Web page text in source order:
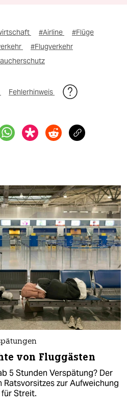
#Airline
#Flüge
#Flugverkehr
Fehlerhinweis
von Fluggästen
5 Stunden Verspätung? Der
zur Aufweichung
Streit.